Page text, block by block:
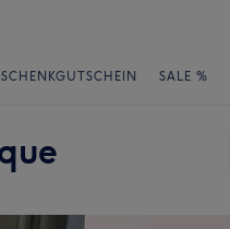
SALE %